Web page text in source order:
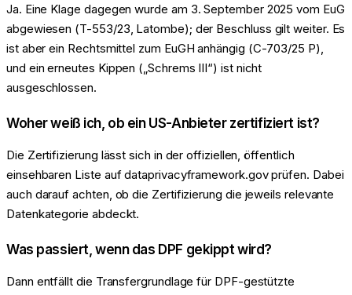
Ja. Eine Klage dagegen wurde am 3. September 2025 vom EuG
abgewiesen (T-553/23, Latombe); der Beschluss gilt weiter. Es
ist aber ein Rechtsmittel zum EuGH anhängig (C-703/25 P),
und ein erneutes Kippen („Schrems III“) ist nicht
ausgeschlossen.
Woher weiß ich, ob ein US-Anbieter zertifiziert ist?
Die Zertifizierung lässt sich in der offiziellen, öffentlich
einsehbaren Liste auf dataprivacyframework.gov prüfen. Dabei
auch darauf achten, ob die Zertifizierung die jeweils relevante
Datenkategorie abdeckt.
Was passiert, wenn das DPF gekippt wird?
Dann entfällt die Transfergrundlage für DPF-gestützte